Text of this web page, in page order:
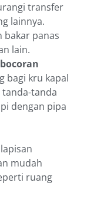
transfer
lainnya.
bakar panas
lain.
bagi kru kapal
tanda
dengan pipa
mudah
ruang